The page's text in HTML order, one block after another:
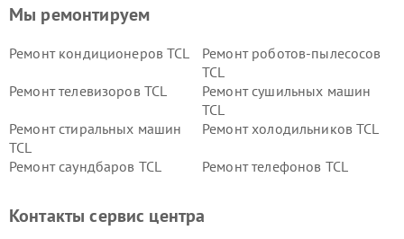
Мы ремонтируем
Ремонт кондиционеров TCL
Ремонт роботов-пылесосов
TCL
Ремонт телевизоров TCL
Ремонт сушильных машин
TCL
Ремонт стиральных машин
TCL
Ремонт холодильников TCL
Ремонт саундбаров TCL Ремонт телефонов TCL
Контакты сервис центра